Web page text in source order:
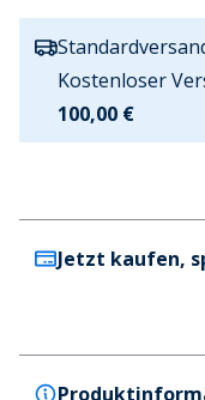
Kostenloser
100,00 €
Jetzt kaufen,